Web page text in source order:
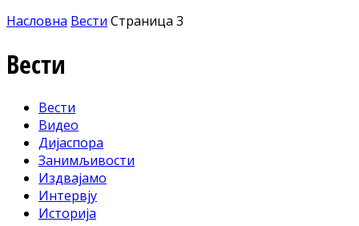
Насловна Вести Страница 3
Вести
Вести
Видео
Дијаспора
Занимљивости
Издвајамо
Интервју
Историја